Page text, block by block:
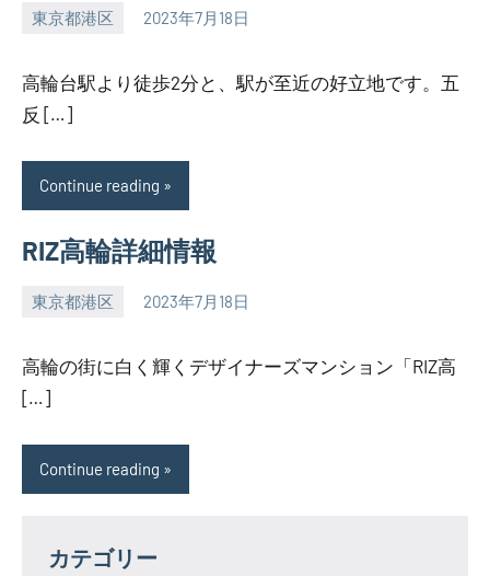
東京都港区 2023年7月18日
SEZIMO
高輪台駅より徒歩2分と、駅が至近の好立地です。五
反 […]
Continue reading
RIZ高輪詳細情報
東京都港区 2023年7月18日
SEZIMO
高輪の街に白く輝くデザイナーズマンション「RIZ高
[…]
Continue reading
カテゴリー